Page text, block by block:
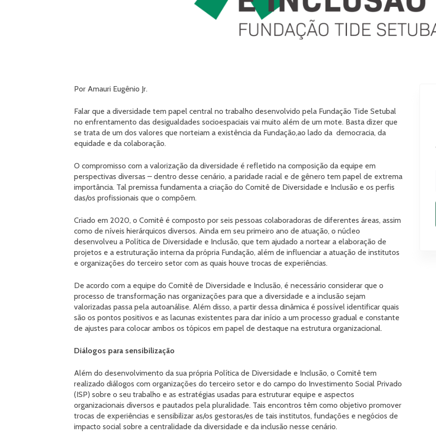
Por Amauri Eugênio Jr.
Falar que a diversidade tem papel central no trabalho desenvolvido pela Fundação Tide Setubal
no enfrentamento das desigualdades socioespaciais vai muito além de um mote. Basta dizer que
se trata de um dos valores que norteiam a existência da Fundação,ao lado da democracia, da
equidade e da colaboração.
O compromisso com a valorização da diversidade é refletido na composição da equipe em
perspectivas diversas – dentro desse cenário, a paridade racial e de gênero tem papel de extrema
importância. Tal premissa fundamenta a criação do Comitê de Diversidade e Inclusão e os perfis
das/os profissionais que o compõem.
Criado em 2020, o Comitê é composto por seis pessoas colaboradoras de diferentes áreas, assim
como de níveis hierárquicos diversos. Ainda em seu primeiro ano de atuação, o núcleo
desenvolveu a Política de Diversidade e Inclusão, que tem ajudado a nortear a elaboração de
projetos e a estruturação interna da própria Fundação, além de influenciar a atuação de institutos
e organizações do terceiro setor com as quais houve trocas de experiências.
De acordo com a equipe do Comitê de Diversidade e Inclusão, é necessário considerar que o
processo de transformação nas organizações para que a diversidade e a inclusão sejam
valorizadas passa pela autoanálise. Além disso, a partir dessa dinâmica é possível identificar quais
são os pontos positivos e as lacunas existentes para dar início a um processo gradual e constante
de ajustes para colocar ambos os tópicos em papel de destaque na estrutura organizacional.
Diálogos para sensibilização
Além do desenvolvimento da sua própria Política de Diversidade e Inclusão, o Comitê tem
realizado diálogos com organizações do terceiro setor e do campo do Investimento Social Privado
(ISP) sobre o seu trabalho e as estratégias usadas para estruturar equipe e aspectos
organizacionais diversos e pautados pela pluralidade. Tais encontros têm como objetivo promover
trocas de experiências e sensibilizar as/os gestoras/es de tais institutos, fundações e negócios de
impacto social sobre a centralidade da diversidade e da inclusão nesse cenário.